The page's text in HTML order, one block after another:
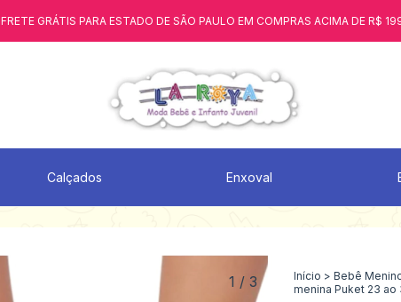
FRETE GRÁTIS PARA ESTADO DE SÃO PAULO EM COMPRAS ACIMA DE R$
Calçados Enxoval
1 / 3 Início > Bebê
menina Puket 23